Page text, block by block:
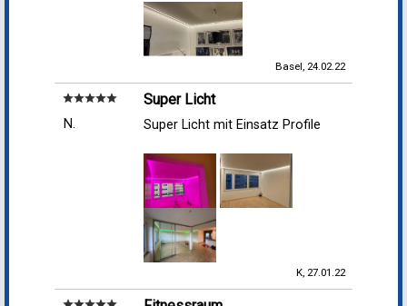
Basel, 24.02.22
starstarstarstarstar
N.
Super Licht
Super Licht mit Einsatz Profile
K, 27.01.22